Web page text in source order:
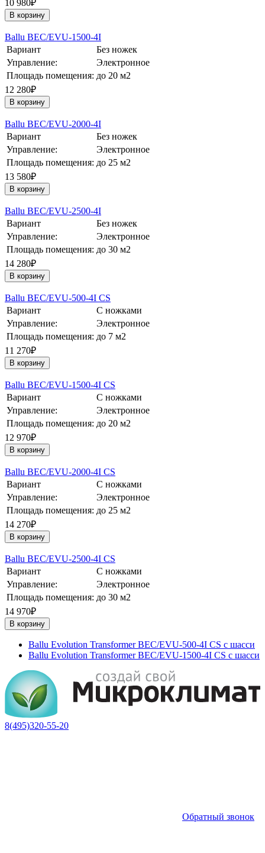
10 980₽
В корзину
Ballu BEC/EVU-1500-4I
Вариант
Без ножек
Управление:
Электронное
Площадь помещения: до 20 м2
12 280₽
В корзину
Ballu BEC/EVU-2000-4I
Вариант
Без ножек
Управление:
Электронное
Площадь помещения: до 25 м2
13 580₽
В корзину
Ballu BEC/EVU-2500-4I
Вариант
Без ножек
Управление:
Электронное
Площадь помещения: до 30 м2
14 280₽
В корзину
Ballu BEC/EVU-500-4I CS
Вариант
С ножками
Управление:
Электронное
Площадь помещения: до 7 м2
11 270₽
В корзину
Ballu BEC/EVU-1500-4I CS
Вариант
С ножками
Управление:
Электронное
Площадь помещения: до 20 м2
12 970₽
В корзину
Ballu BEC/EVU-2000-4I CS
Вариант
С ножками
Управление:
Электронное
Площадь помещения: до 25 м2
14 270₽
В корзину
Ballu BEC/EVU-2500-4I CS
Вариант
С ножками
Управление:
Электронное
Площадь помещения: до 30 м2
14 970₽
В корзину
Ballu Evolution Transformer BEC/EVU-500-4I CS с шасси
Ballu Evolution Transformer BEC/EVU-1500-4I CS с шасси
8(495)320-55-20
Обратный звонок